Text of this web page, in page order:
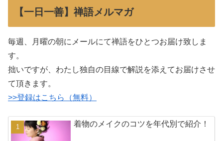
【一日一善】禅語メルマガ
毎週、月曜の朝にメールにて禅語をひとつお届け致しま
す。
拙いですが、わたし独自の目線で解説を添えてお届けさせ
て頂きます。
>>登録はこちら（無料）
着物のメイクのコツを年代別で紹介！